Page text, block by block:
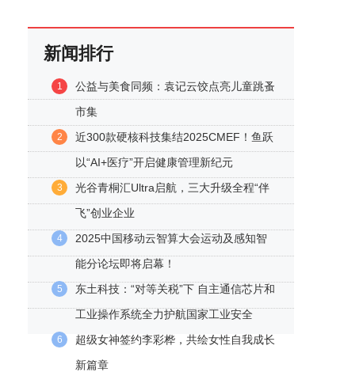
新闻排行
1
公益与美食同频：袁记云饺点亮儿童跳蚤
市集
2
近300款硬核科技集结2025CMEF！鱼跃
以“AI+医疗”开启健康管理新纪元
3
光谷青桐汇Ultra启航，三大升级全程“伴
飞”创业企业
4
2025中国移动云智算大会运动及感知智
能分论坛即将启幕！
5
东土科技：“对等关税”下 自主通信芯片和
工业操作系统全力护航国家工业安全
6
超级女神签约李彩桦，共绘女性自我成长
新篇章